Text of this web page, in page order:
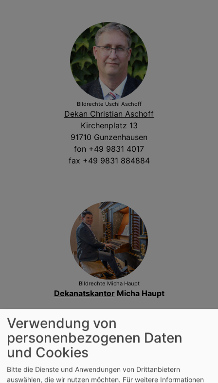
Bildrechte Uschi Aschoff
Dekan Christian Aschoff
Kirchenplatz 13
91710 Gunzenhausen
fon +49 9831 4017
fax +49 9831 884884
Bildrechte Micha Haupt
DekanatskantorMicha Haupt
91710 Gunzenhausen
Tel. 0160/95302290
Verwendung von
personenbezogenen Daten
und Cookies
Bitte die Dienste und Anwendungen von Drittanbietern
auswählen, die wir nutzen möchten. Für weitere Informationen